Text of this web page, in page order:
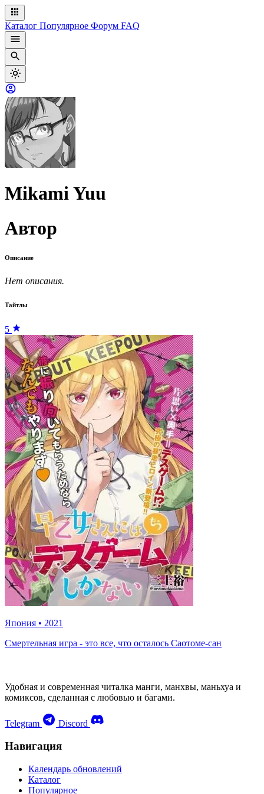
Каталог Популярное Форум FAQ
Mikami Yuu
Автор
Описание
Нет описания.
Тайтлы
5
Япония • 2021
Смертельная игра - это все, что осталось Саотоме-сан
Удобная и современная читалка манги, манхвы, маньхуа и
комиксов, сделанная с любовью и багами.
Telegram Discord
Навигация
Календарь обновлений
Каталог
Популярное